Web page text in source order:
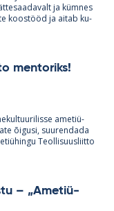
ja küm­nes
koos­tööd ja ai­tab ku­
men­to­riks!
ame­tiü­
õi­gusi, suu­ren­dada
Teol­li­suus­liitto
– „Ame­tiü­